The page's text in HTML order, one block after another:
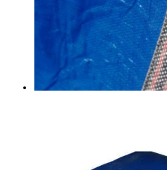
sayfasından
seçilebilir